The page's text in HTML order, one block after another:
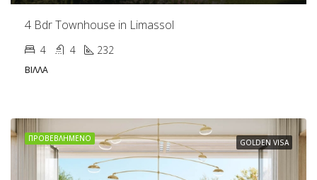
4 Bdr Townhouse in Limassol
4 4 232
ΒΊΛΛΑ
ΠΡΟΒΕΒΛΗΜΈΝΟ GOLDEN VISA